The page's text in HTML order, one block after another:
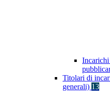
Titolari di
generali) 13